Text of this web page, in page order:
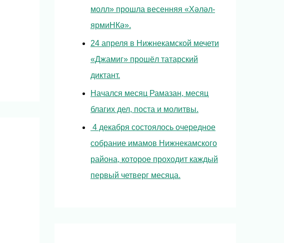
молл» прошла весенняя «Хәләл-
ярмиНКә».
24 апреля в Нижнекамской мечети
«Джамиг» прошёл татарский
диктант.
Начался месяц Рамазан, месяц
благих дел, поста и молитвы.
4 декабря состоялось очередное
собрание имамов Нижнекамского
района, которое проходит каждый
первый четверг месяца.